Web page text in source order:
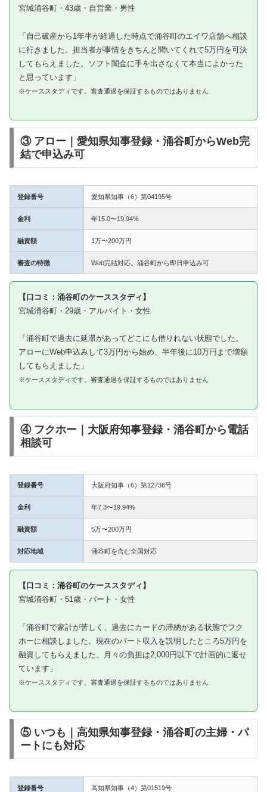
宮城涌谷町・43歳・自営業・男性
「自己破産から1年半が経過した時点で涌谷町のエイワ店舗へ相談
に行きました。担当者が事情をきちんと聞いてくれて5万円を可決
してもらえました。ソフト闇金に手を出さなくて本当によかった
と思っています」
※ケーススタディです。審査通過を保証するものではありません
③ アロー｜愛知県知事登録・涌谷町からWeb完
結で申込み可
登録番号 愛知県知事（6）第04195号
金利 年15.0〜19.94%
融資額 1万〜200万円
審査の特徴 Web完結対応。涌谷町から即日申込み可
【口コミ：涌谷町のケーススタディ】
宮城涌谷町・29歳・アルバイト・女性
「涌谷町で過去に延滞があってどこにも借りれない状態でした。
アローにWeb申込みして3万円から始め、半年後に10万円まで増額
してもらえました」
※ケーススタディです。審査通過を保証するものではありません
④ フクホー｜大阪府知事登録・涌谷町から電話
相談可
登録番号 大阪府知事（6）第12736号
金利 年7.3〜19.94%
融資額 5万〜200万円
対応地域 涌谷町を含む全国対応
【口コミ：涌谷町のケーススタディ】
宮城涌谷町・51歳・パート・女性
「涌谷町で家計が苦しく、過去にカードの滞納がある状態でフク
ホーに相談しました。現在のパート収入を説明したところ5万円を
融資してもらえました。月々の負担は2,000円以下で計画的に返せ
ています」
※ケーススタディです。審査通過を保証するものではありません
⑤ いつも｜高知県知事登録・涌谷町の主婦・パ
ートにも対応
登録番号 高知県知事（4）第01519号